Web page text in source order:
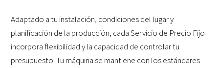
Adaptado a tu instalación, condiciones del lugar y
planificación de la producción, cada Servicio de Precio Fijo
incorpora flexibilidad y la capacidad de controlar tu
presupuesto. Tu máquina se mantiene con los estándares